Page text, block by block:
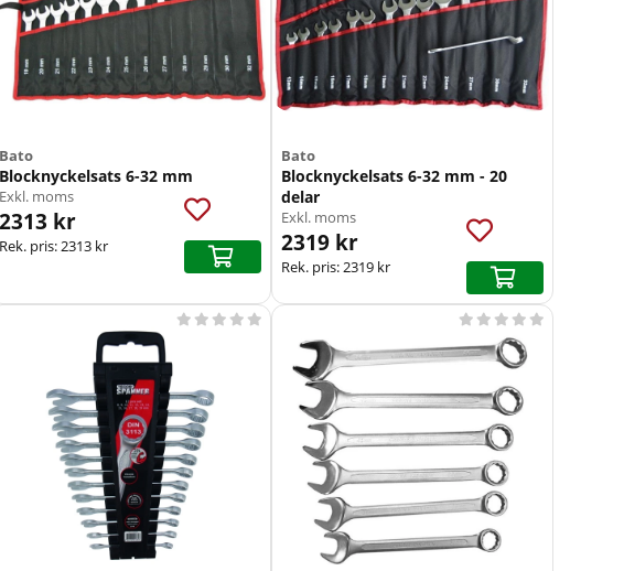
Bato
Blocknyckelsats 6-32 mm
Exkl. moms
2313 kr
Rek. pris:2313 kr
Bato
Blocknyckelsats 6-32 mm - 20
delar
Exkl. moms
2319 kr
Rek. pris:2319 kr
         